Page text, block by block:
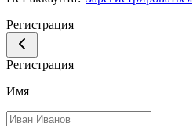
Регистрация
Регистрация
Имя